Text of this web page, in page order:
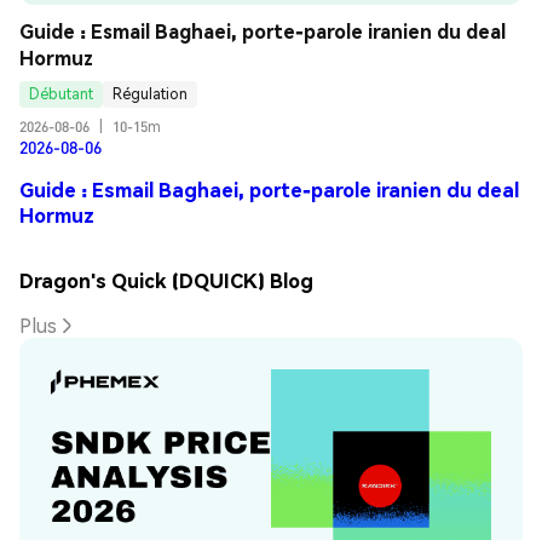
Guide : Esmail Baghaei, porte-parole iranien du deal
Hormuz
Débutant
Régulation
2026-08-06
10-15m
2026-08-06
Guide : Esmail Baghaei, porte-parole iranien du deal
Hormuz
Dragon's Quick (DQUICK) Blog
Plus